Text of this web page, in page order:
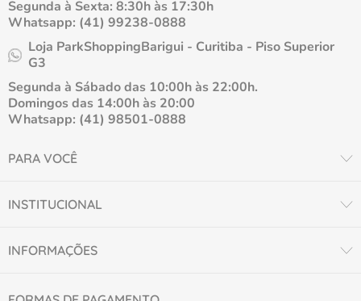
Segunda à Sexta: 8:30h às 17:30h
Whatsapp: (41) 99238-0888
Loja ParkShoppingBarigui - Curitiba - Piso Superior
G3
Segunda à Sábado das 10:00h às 22:00h.
Domingos das 14:00h às 20:00
Whatsapp: (41) 98501-0888
PARA VOCÊ
INSTITUCIONAL
INFORMAÇÕES